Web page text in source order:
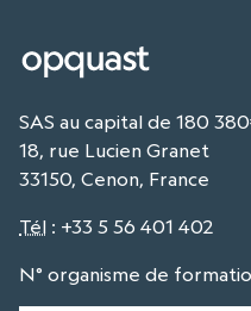
SAS au capital de 180
18, rue Lucien Granet
33150, Cenon, France
Tél : +33 5 56 401 402
N° organisme de